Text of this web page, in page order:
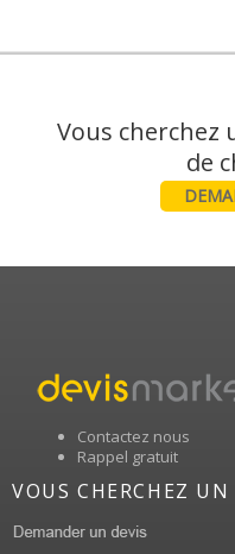
Vous cherchez
Contactez nous
Rappel gratuit
VOUS CHERCHEZ UN